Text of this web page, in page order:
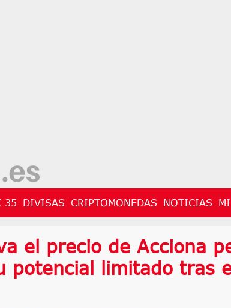
35 DIVISAS CRIPTOMONEDAS NOTICIAS
el precio de Acciona
potencial limitado tras